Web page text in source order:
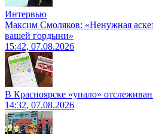
Интервью
Максим Смоляков: «Ненужная
вашей гордыни»
15:42, 07.08.2026
В Красноярске «упало»
14:32, 07.08.2026